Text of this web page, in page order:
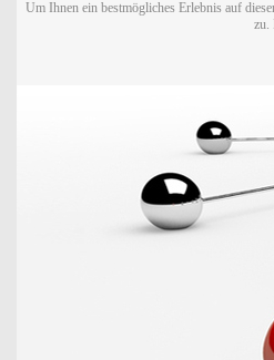
Um Ihnen ein bestmögliches Erlebnis auf
zu.